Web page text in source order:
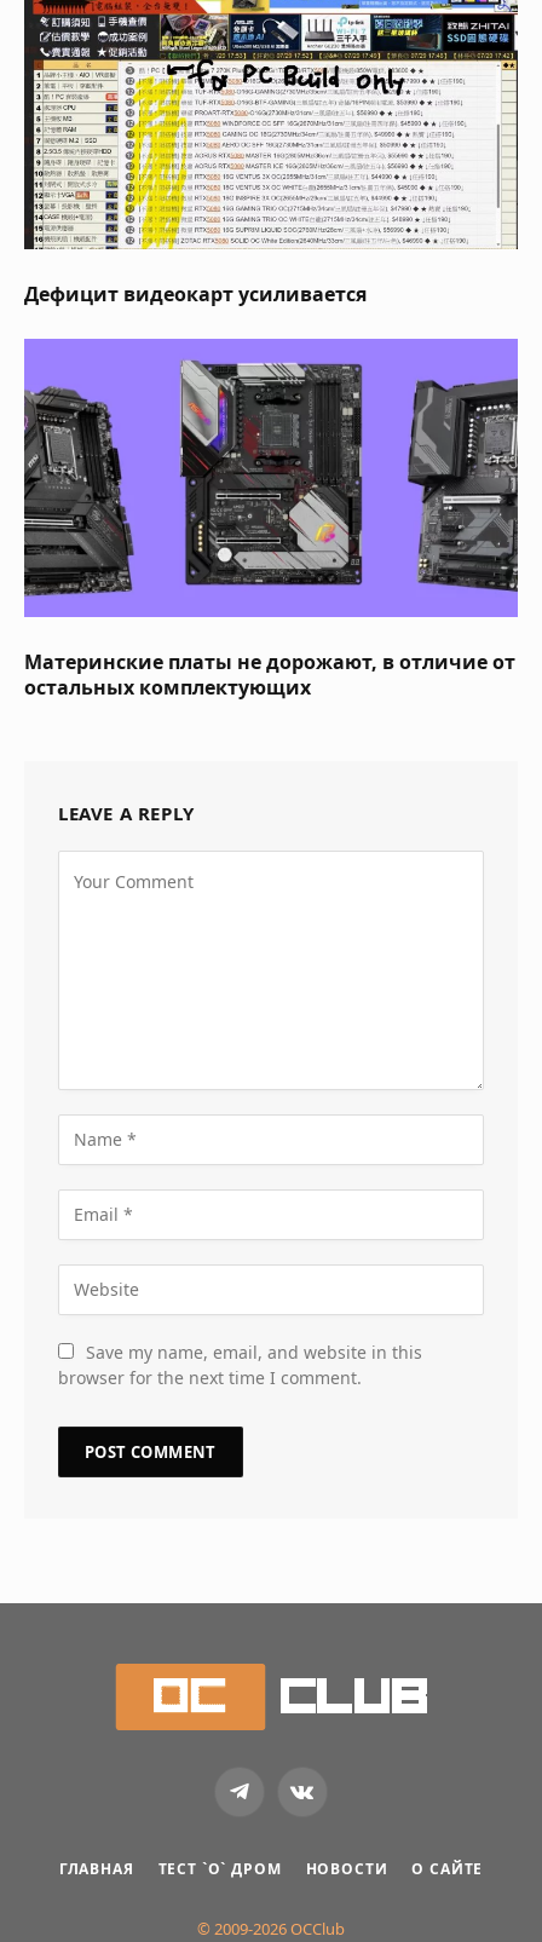
Дефицит видеокарт усиливается
Материнские платы не дорожают, в отличие от
остальных комплектующих
LEAVE A REPLY
Save my name, email, and website in this
browser for the next time I comment.
TelegramVKontakte
ГЛАВНАЯ ТЕСТ `О` ДРОМ НОВОСТИ О САЙТЕ
© 2009-2026 OCClub